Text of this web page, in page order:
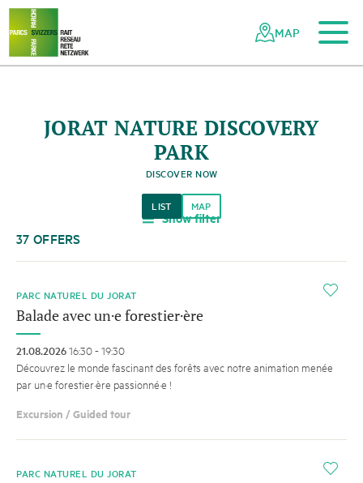
Navigating
the
Swiss
parks
Quick
navigation
To the main content
To the mobile navigation
To search
To the footer
To the sitemap
MAP
JORAT NATURE DISCOVERY
PARK
DISCOVER NOW
a Show filter
LIST MAP
37 OFFERS
i
PARC NATUREL DU JORAT
Balade avec un·e forestier·ère
21.08.202616:30 - 19:30
Découvrez le monde fascinant des forêts avec notre animation menée
par un·e forestier·ère passionné·e !
Excursion / Guided tour
i
PARC NATUREL DU JORAT